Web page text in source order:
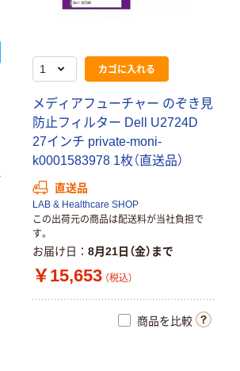
カゴに入れる
メディアフューチャー のぞき見
防止フィルター Dell U2724D
27インチ private-moni-
k0001583978 1枚（直送品）
直送品
LAB & Healthcare SHOP
この出荷元の商品は配送料が当社負担で
す。
お届け日 8月21日（金）まで
￥15,653 （税込）
商品を比較